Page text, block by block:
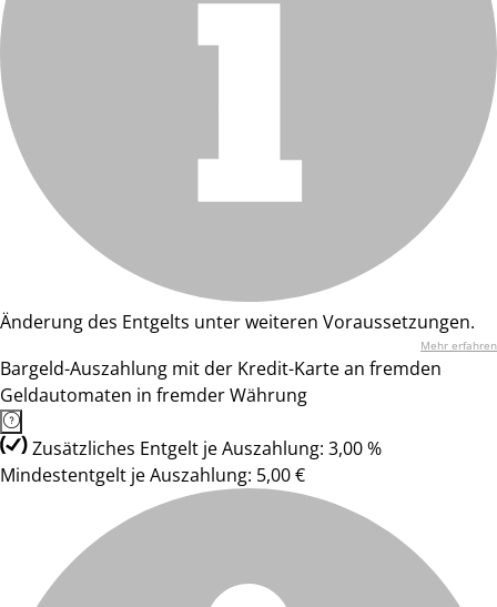
Änderung des Entgelts unter weiteren Voraussetzungen.
Mehr erfahren
Bargeld-Auszahlung mit der Kredit-Karte an fremden
Geldautomaten in fremder Währung
Zusätzliches Entgelt je Auszahlung: 3,00 %
Mindestentgelt je Auszahlung: 5,00 €